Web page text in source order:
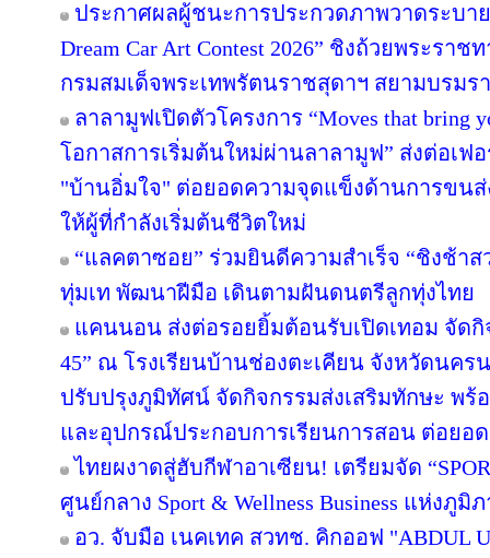
ประกาศผลผู้ชนะการประกวดภาพวาดระบา
Dream Car Art Contest 2026” ชิงถ้วยพระรา
กรมสมเด็จพระเทพรัตนราชสุดาฯ สยามบรมร
ลาลามูฟเปิดตัวโครงการ “Moves that bring
โอกาสการเริ่มต้นใหม่ผ่านลาลามูฟ” ส่งต่อเฟ
"บ้านอิ่มใจ" ต่อยอดความจุดแข็งด้านการขน
ให้ผู้ที่กำลังเริ่มต้นชีวิตใหม่
“แลคตาซอย” ร่วมยินดีความสำเร็จ “ชิงช้าส
ทุ่มเท พัฒนาฝีมือ เดินตามฝันดนตรีลูกทุ่งไทย
แคนนอน ส่งต่อรอยยิ้มต้อนรับเปิดเทอม จัดกิจ
45” ณ โรงเรียนบ้านช่องตะเคียน จังหวัดนค
ปรับปรุงภูมิทัศน์ จัดกิจกรรมส่งเสริมทักษะ พร้
และอุปกรณ์ประกอบการเรียนการสอน ต่อยอ
ไทยผงาดสู่ฮับกีฬาอาเซียน! เตรียมจัด
ศูนย์กลาง Sport & Wellness Business แห่งภูมิ
อว. จับมือ เนคเทค สวทช. คิกออฟ "ABDUL